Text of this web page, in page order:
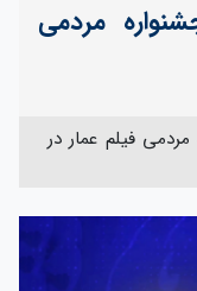
مردمی
فیلم عمار در